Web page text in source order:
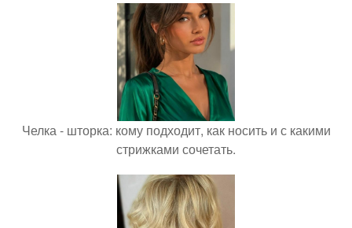
Челка - шторка: кому подходит, как носить и с какими
стрижками сочетать.